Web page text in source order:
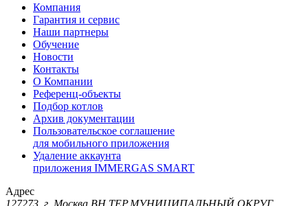
Компания
Гарантия и сервис
Наши партнеры
Обучение
Новости
Контакты
О Компании
Референц-объекты
Подбор котлов
Архив документации
Пользовательское соглашение
для мобильного приложения
Удаление аккаунта
приложения IMMERGAS SMART
Адрес
127273, г. Москва ВН.ТЕР.МУНИЦИПАЛЬНЫЙ ОКРУГ